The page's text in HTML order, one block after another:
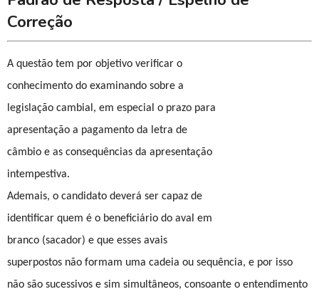
Correção
A questão tem por objetivo verificar o
conhecimento do examinando sobre a
legislação cambial, em especial o prazo para
apresentação a pagamento da letra de
câmbio e as consequências da apresentação
intempestiva.
Ademais, o candidato deverá ser capaz de
identificar quem é o beneficiário do aval em
branco (sacador) e que esses avais
superpostos não formam uma cadeia ou sequência, e por isso
não são sucessivos e sim simultâneos, consoante o entendimento